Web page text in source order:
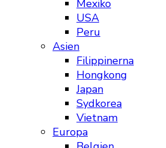
Mexiko
USA
Peru
Asien
Filippinerna
Hongkong
Japan
Sydkorea
Vietnam
Europa